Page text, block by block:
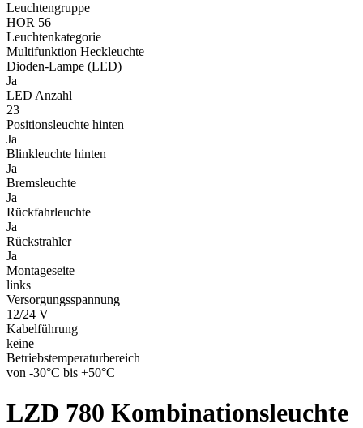
Leuchtengruppe
HOR 56
Leuchtenkategorie
Multifunktion Heckleuchte
Dioden-Lampe (LED)
Ja
LED Anzahl
23
Positionsleuchte hinten
Ja
Blinkleuchte hinten
Ja
Bremsleuchte
Ja
Rückfahrleuchte
Ja
Rückstrahler
Ja
Montageseite
links
Versorgungsspannung
12/24 V
Kabelführung
keine
Betriebstemperaturbereich
von -30°C bis +50°C
LZD 780 Kombinationsleuchte